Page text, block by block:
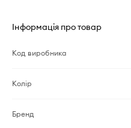
Інформація про товар
Код виробника
Колір
Бренд